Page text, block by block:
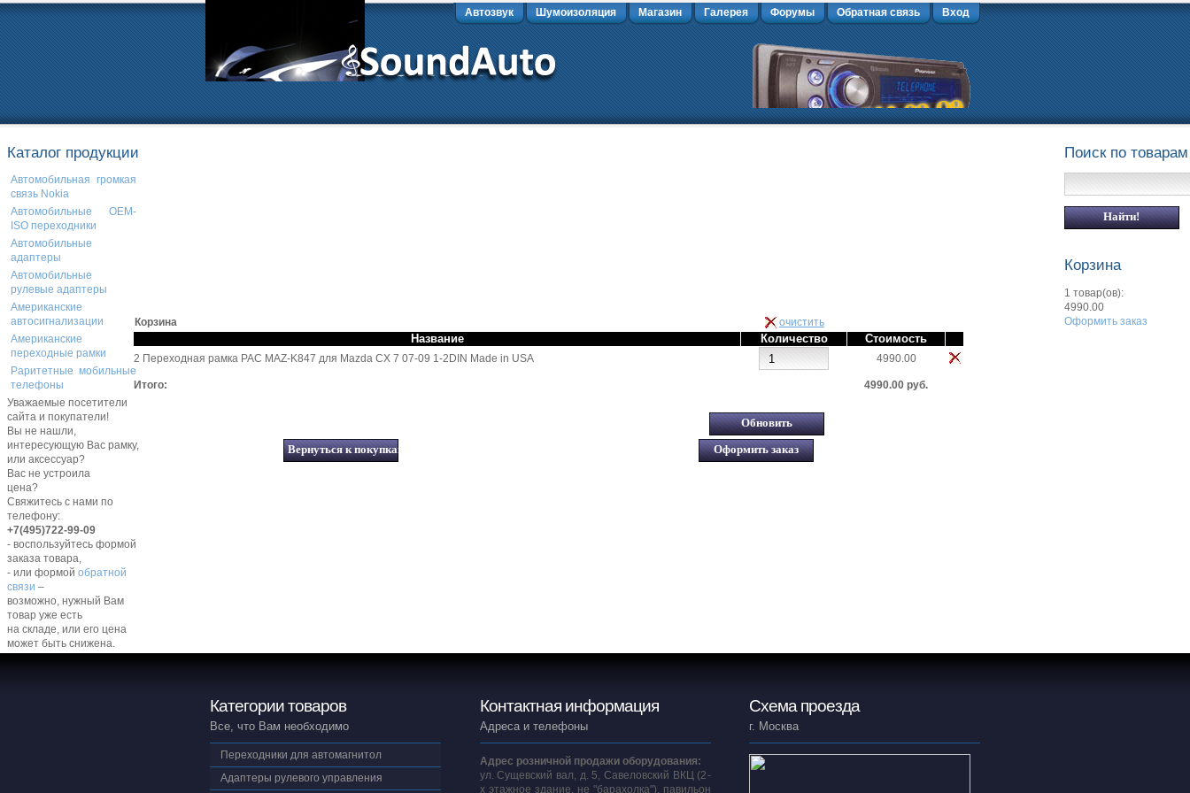
Автозвук Шумоизоляция Магазин Галерея Форумы Обратная связь Вход
Каталог продукции
Автомобильная громкая
связь Nokia
Автомобильные OEM-
ISO переходники
Автомобильные
адаптеры
Автомобильные
рулевые адаптеры
Американские
автосигнализации
Американские
переходные рамки
Раритетные мобильные
телефоны
Уважаемые посетители
сайта и покупатели!
Вы не нашли,
интересующую Вас рамку,
или аксессуар?
Вас не устроила
цена?
Свяжитесь с нами по
телефону:
+7(495)722-99-09
- воспользуйтесь формой
заказа товара,
- или формой обратной
связи –
возможно, нужный Вам
товар уже есть
на складе, или его цена
может быть снижена.
Корзина очистить
Название Количество Стоимость
2 Переходная рамка PAC MAZ-K847 для Mazda CX 7 07-09 1-2DIN Made in USA 4990.00
Итого: 4990.00 руб.
Поиск по товарам
Корзина
1 товар(ов):
4990.00
Оформить заказ
Категории товаров
Все, что Вам необходимо
Переходники для автомагнитол
Адаптеры рулевого управления
Контактная информация
Адреса и телефоны
Адрес розничной продажи оборудования:
ул. Сущевский вал, д. 5, Савеловский ВКЦ (2-
х этажное здание, не "барахолка"), павильон
Схема проезда
г. Москва